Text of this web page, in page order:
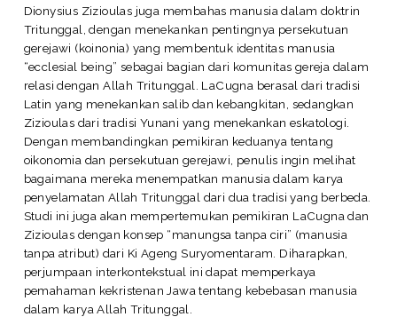
Dionysius Zizioulas juga membahas manusia dalam doktrin
Tritunggal, dengan menekankan pentingnya persekutuan
gerejawi (koinonia) yang membentuk identitas manusia
“ecclesial being” sebagai bagian dari komunitas gereja dalam
relasi dengan Allah Tritunggal. LaCugna berasal dari tradisi
Latin yang menekankan salib dan kebangkitan, sedangkan
Zizioulas dari tradisi Yunani yang menekankan eskatologi.
Dengan membandingkan pemikiran keduanya tentang
oikonomia dan persekutuan gerejawi, penulis ingin melihat
bagaimana mereka menempatkan manusia dalam karya
penyelamatan Allah Tritunggal dari dua tradisi yang berbeda.
Studi ini juga akan mempertemukan pemikiran LaCugna dan
Zizioulas dengan konsep “manungsa tanpa ciri” (manusia
tanpa atribut) dari Ki Ageng Suryomentaram. Diharapkan,
perjumpaan interkontekstual ini dapat memperkaya
pemahaman kekristenan Jawa tentang kebebasan manusia
dalam karya Allah Tritunggal.